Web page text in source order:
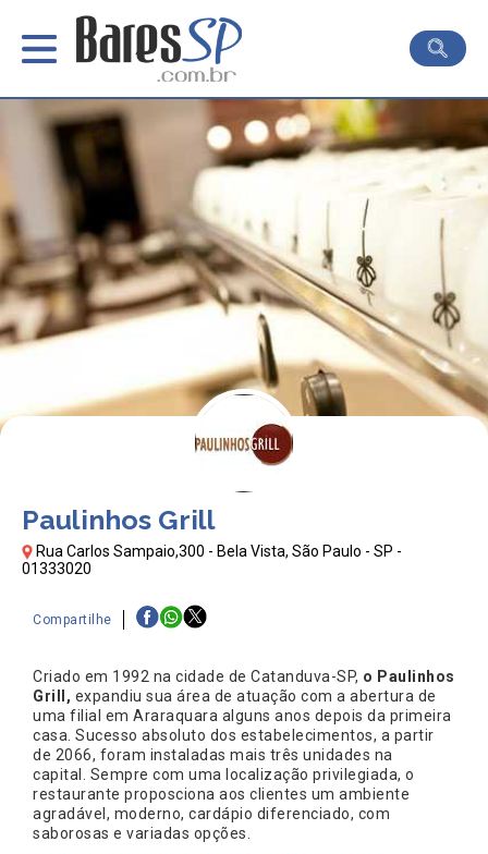
Paulinhos Grill
Rua Carlos Sampaio,300 - Bela Vista, São Paulo - SP -
01333020
Compartilhe
Criado em 1992 na cidade de Catanduva-SP, o Paulinhos
Grill, expandiu sua área de atuação com a abertura de
uma filial em Araraquara alguns anos depois da primeira
casa. Sucesso absoluto dos estabelecimentos, a partir
de 2066, foram instaladas mais três unidades na
capital. Sempre com uma localização privilegiada, o
restaurante proposciona aos clientes um ambiente
agradável, moderno, cardápio diferenciado, com
saborosas e variadas opções.